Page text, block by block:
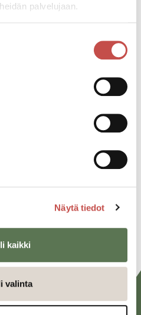
palvelujaan.
Näytä tiedot
kaikki
valinta